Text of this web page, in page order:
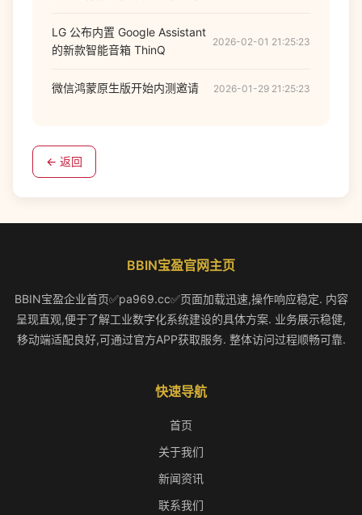
LG 公布内置 Google Assistant
的新款智能音箱 ThinQ
2026-02-01 21:25:23
微信鸿蒙原生版开始内测邀请 2026-01-29 21:25:23
← 返回
BBIN宝盈官网主页
BBIN宝盈企业首页✅pa969.cc✅页面加载迅速,操作响应稳定. 内容
呈现直观,便于了解工业数字化系统建设的具体方案. 业务展示稳健,
移动端适配良好,可通过官方APP获取服务. 整体访问过程顺畅可靠.
快速导航
首页
关于我们
新闻资讯
联系我们